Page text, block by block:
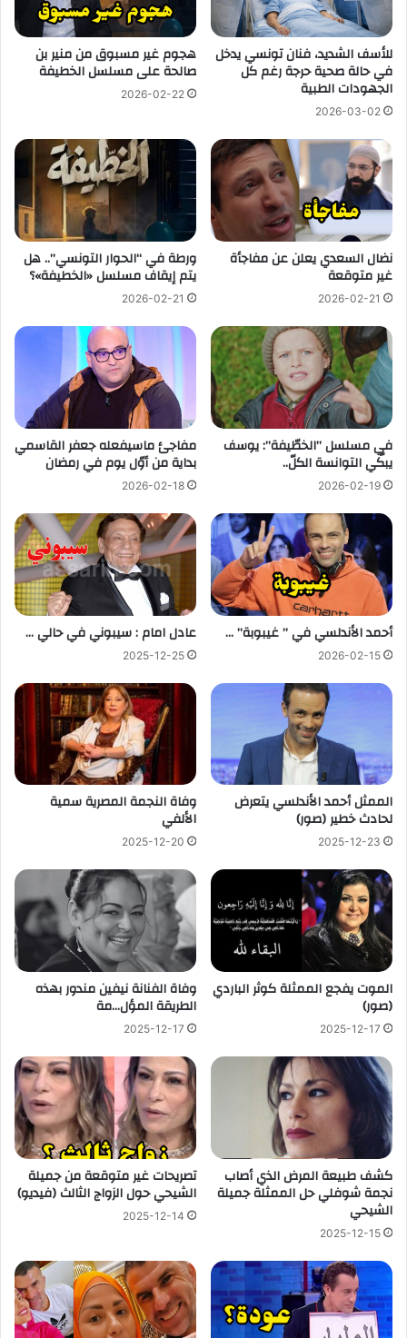
للأسف الشديد، فنان تونسي يدخل
في حالة صحية حرجة رغم كل
الجهودات الطبية
2026-03-02
هجوم غير مسبوق من منير بن
صالحة على مسلسل الخطيفة
2026-02-22
نضال السعدي يعلن عن مفاجأة
غير متوقعة
2026-02-21
ورطة في “الحوار التونسي”.. هل
يتم إيقاف مسلسل «الخطيفة»؟
2026-02-21
في مسلسل ”الخطّيفة”: يوسف
يبكّي التوانسة الكلّ..
2026-02-19
مفاجئ ماسيفعله جعفر القاسمي
بداية من أوّل يوم في رمضان
2026-02-18
أحمد الأندلسي في ” غيبوبة” …
2026-02-15
عادل امام : سيبوني في حالي …
2025-12-25
الممثل أحمد الأندلسي يتعرض
لحادث خطير (صور)
2025-12-23
وفاة النجمة المصرية سمية
الألفي
2025-12-20
الموت يفجع الممثلة كوثر الباردي
(صور)
2025-12-17
وفاة الفنانة نيفين مندور بهذه
الطريقة المؤل…مة
2025-12-17
كشف طبيعة المرض الذي أصاب
نجمة شوفلي حل الممثلة جميلة
الشيحي
2025-12-15
تصريحات غير متوقعة من جميلة
الشيحي حول الزواج الثالث (فيديو)
2025-12-14